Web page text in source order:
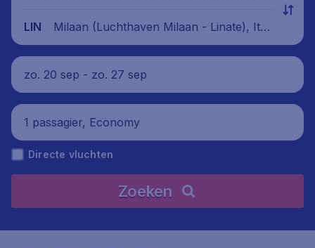
LIN
Milaan (Luchthaven Milaan - Linate), Itali
ë
zo. 20 sep - zo. 27 sep
1 passagier, Economy
Directe vluchten
Zoeken